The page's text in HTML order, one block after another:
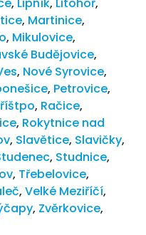
, Lipník, Litohoř,
, Martinice,
, Mikulovice,
Budějovice,
, Nové Syrovice,
, Petrovice,
, Račice,
, Rokytnice nad
, Slavětice, Slavičky,
, Studnice,
, Třebelovice,
, Velké Meziříčí,
, Zvěrkovice,